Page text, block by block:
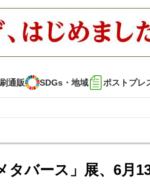
通販 SDGs・地域 ポストプレ
インタビュー コレクション
バース」展、6月13